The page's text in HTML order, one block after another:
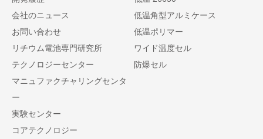
会社のニュース
お問い合わせ
リチウム電池専門研究所
テクノロジーセンター
マニュファクチャリングセンタ
ー
実験センター
コアテクノロジー
低温角型アルミケース
低温ポリマー
ワイド温度セル
防爆セル